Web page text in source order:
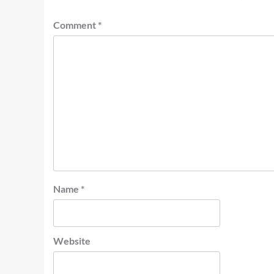
Comment *
Name *
Website